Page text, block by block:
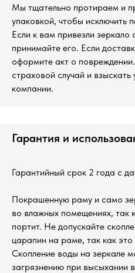
Мы тщательно протираем и
упаковкой, чтобы исключить
Если к вам привезли
принимайте его. Если
оформите акт о
страховой случай и
компании.
Гарантия и
Гарантийный срок 2 года с
Покрашенную раму и само
во влажных помещениях, так
портит. Не допускайте
царапин на раме, так как
Скопление воды на зеркале
загрязнению при высыхании